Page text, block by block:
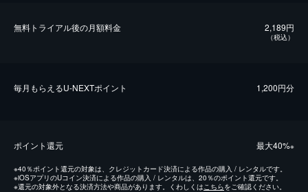
無料トライアル後の⽉額料金 2,189円
（税込）
毎⽉もらえるU-NEXTポイント 1,200円分
ポイント還元 最⼤40%※
※40％ポイント還元の対象は、クレジットカード決済による作品の購入 / レンタルです。
※iOSアプリのUコイン決済による作品の購入 / レンタルは、20％のポイント還元です。
※還元の対象外となる決済方法や商品があります。くわしくはこちらをご確認ください。